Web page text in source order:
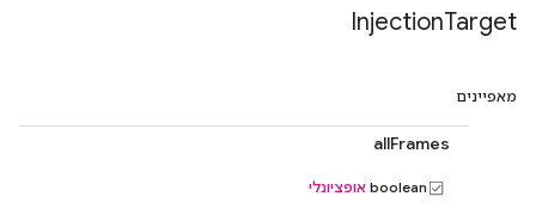
InjectionTarget
מאפיינים
allFrames
boolean אופציונלי